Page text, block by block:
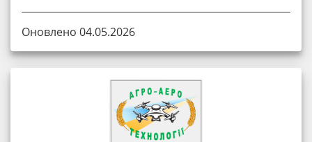
Оновлено 04.05.2026